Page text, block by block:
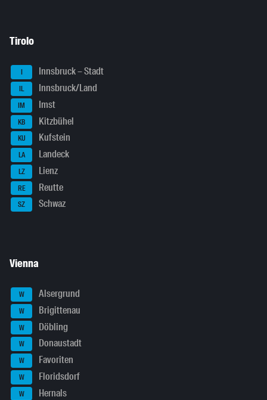
Tirolo
I Innsbruck – Stadt
IL Innsbruck/Land
IM Imst
KB Kitzbühel
KU Kufstein
LA Landeck
LZ Lienz
RE Reutte
SZ Schwaz
Vienna
W Alsergrund
W Brigittenau
W Döbling
W Donaustadt
W Favoriten
W Floridsdorf
W Hernals